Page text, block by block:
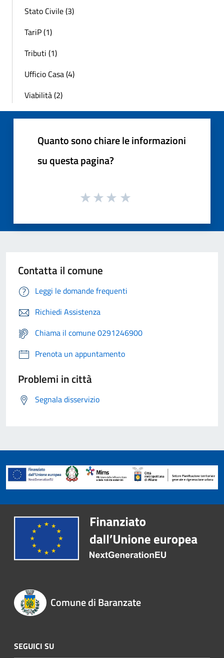
Stato Civile (3)
TariP (1)
Tributi (1)
Ufficio Casa (4)
Viabilità (2)
Quanto sono chiare le informazioni
su questa pagina?
Contatta il comune
Leggi le domande frequenti
Richiedi Assistenza
Chiama il comune 0291246900
Prenota un appuntamento
Problemi in città
Segnala disservizio
Comune di Baranzate
SEGUICI SU